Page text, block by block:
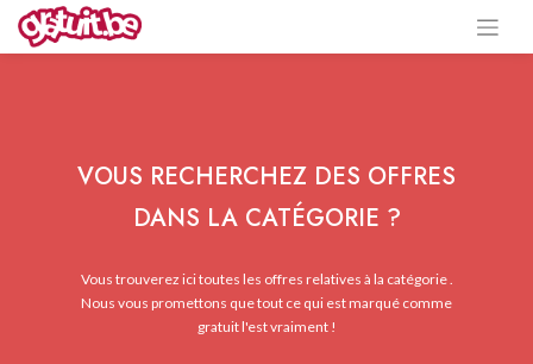
VOUS RECHERCHEZ DES OFFRES
DANS LA CATÉGORIE ?
Vous trouverez ici toutes les offres relatives à la catégorie .
Nous vous promettons que tout ce qui est marqué comme
gratuit l'est vraiment !